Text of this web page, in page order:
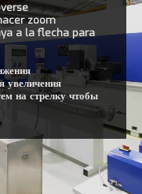
zoom
a la flecha para
увеличения
на стрелку чтобы